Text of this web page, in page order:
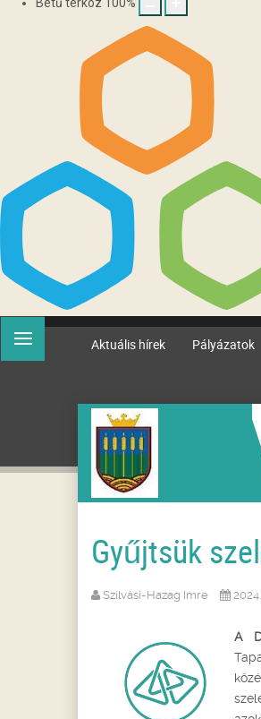
Aktuális hírek Pályázatok
Gyűjtsük
Szilvási-Hazag Imre
A